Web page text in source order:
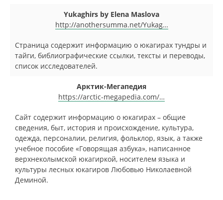
Yukaghirs by Elena Maslova
http://anothersumma.net/Yukag…
Страница содержит информацию о юкагирах тундры и
тайги, библиографические ссылки, тексты и переводы,
список исследователей.
Арктик-Мегапедия
https://arctic-megapedia.com/…
Сайт содержит информацию о юкагирах – общие
сведения, быт, история и происхождение, культура,
одежда, персоналии, религия, фольклор, язык, а также
учебное пособие «Говорящая азбука», написанное
верхнеколымской юкагиркой, носителем языка и
культуры лесных юкагиров Любовью Николаевной
Деминой.